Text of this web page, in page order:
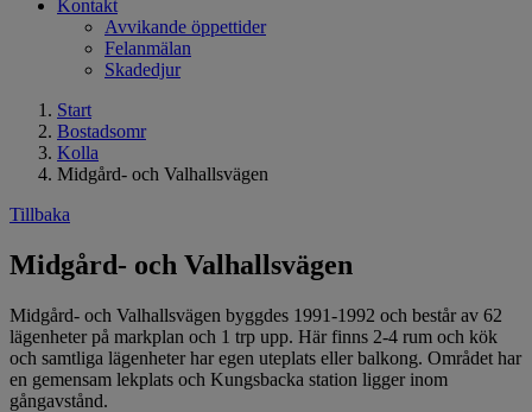
Kontakt
Avvikande öppettider
Felanmälan
Skadedjur
Start
Bostadsomr
Kolla
Midgård- och Valhallsvägen
Tillbaka
Midgård- och Valhallsvägen
Midgård- och Valhallsvägen byggdes 1991-1992 och består av 62
lägenheter på markplan och 1 trp upp. Här finns 2-4 rum och kök
och samtliga lägenheter har egen uteplats eller balkong. Området har
en gemensam lekplats och Kungsbacka station ligger inom
gångavstånd.